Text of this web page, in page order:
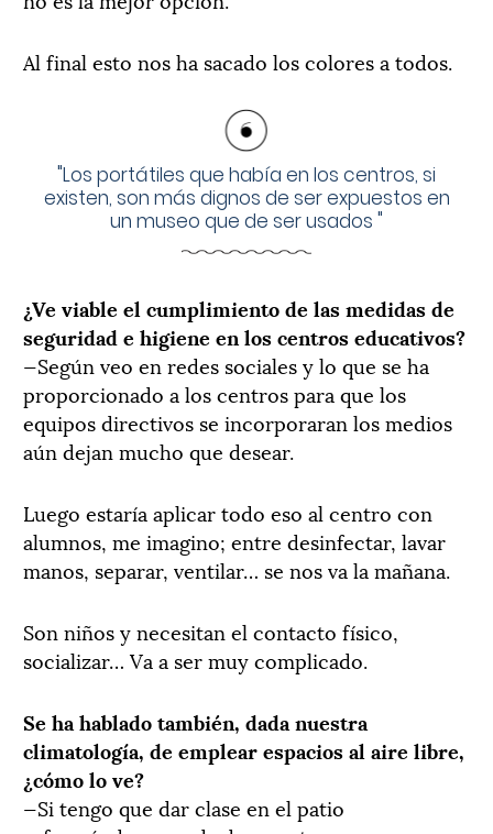
Al final esto nos ha sacado los colores a todos.
"Los portátiles que había en los centros, si
existen, son más dignos de ser expuestos en
un museo que de ser usados "
¿Ve viable el cumplimiento de las medidas de
seguridad e higiene en los centros educativos?
—Según veo en redes sociales y lo que se ha
proporcionado a los centros para que los
equipos directivos se incorporaran los medios
aún dejan mucho que desear.
Luego estaría aplicar todo eso al centro con
alumnos, me imagino; entre desinfectar, lavar
manos, separar, ventilar… se nos va la mañana.
Son niños y necesitan el contacto físico,
socializar… Va a ser muy complicado.
Se ha hablado también, dada nuestra
climatología, de emplear espacios al aire libre,
¿cómo lo ve?
—Si tengo que dar clase en el patio